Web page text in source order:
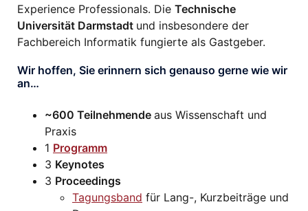
Experience Professionals. Die Technische
Universität Darmstadt und insbesondere der
Fachbereich Informatik fungierte als Gastgeber.
Wir hoffen, Sie erinnern sich genauso gerne wie wir
an…
~600 Teilnehmende aus Wissenschaft und
Praxis
1 Programm
3 Keynotes
3 Proceedings
Tagungsband für Lang-, Kurzbeiträge und